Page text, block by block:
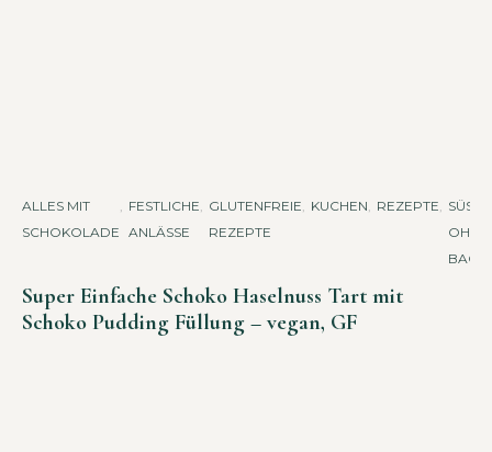
ALLES MIT
SCHOKOLADE
FESTLICHE
ANLÄSSE
GLUTENFREIE
REZEPTE
KUCHEN REZEPTE
SÜSSES
HNE B
Super Einfache Schoko Haselnuss Tart mit
Schoko Pudding Füllung – vegan, GF